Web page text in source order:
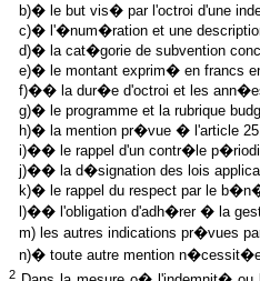
b)� le but vis� par l'octroi d'une
c)� l'�num�ration et une
d)� la cat�gorie de subvention
e)� le montant exprim� en francs
f)�� la dur�e d'octroi et les
g)� le programme et la rubrique
h)� la mention pr�vue � l'article
i)�� le rappel d'un contr�le
j)�� la d�signation des lois
k)� le rappel du respect par le
l)�� l'obligation d'adh�rer � la
m) les autres indications pr�vues
n)� toute autre mention
2